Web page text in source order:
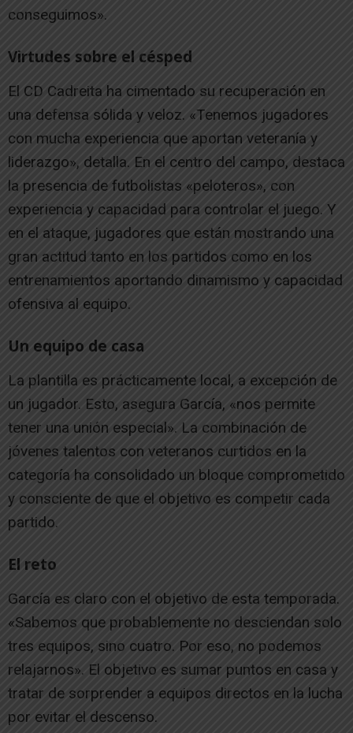
conseguimos».
Virtudes sobre el césped
El CD Cadreita ha cimentado su recuperación en
una defensa sólida y veloz. «Tenemos jugadores
con mucha experiencia que aportan veteranía y
liderazgo», detalla. En el centro del campo, destaca
la presencia de futbolistas «peloteros», con
experiencia y capacidad para controlar el juego. Y
en el ataque, jugadores que están mostrando una
gran actitud tanto en los partidos como en los
entrenamientos aportando dinamismo y capacidad
ofensiva al equipo.
Un equipo de casa
La plantilla es prácticamente local, a excepción de
un jugador. Esto, asegura García, «nos permite
tener una unión especial». La combinación de
jóvenes talentos con veteranos curtidos en la
categoría ha consolidado un bloque comprometido
y consciente de que el objetivo es competir cada
partido.
El reto
García es claro con el objetivo de esta temporada.
«Sabemos que probablemente no desciendan solo
tres equipos, sino cuatro. Por eso, no podemos
relajarnos». El objetivo es sumar puntos en casa y
tratar de sorprender a equipos directos en la lucha
por evitar el descenso.